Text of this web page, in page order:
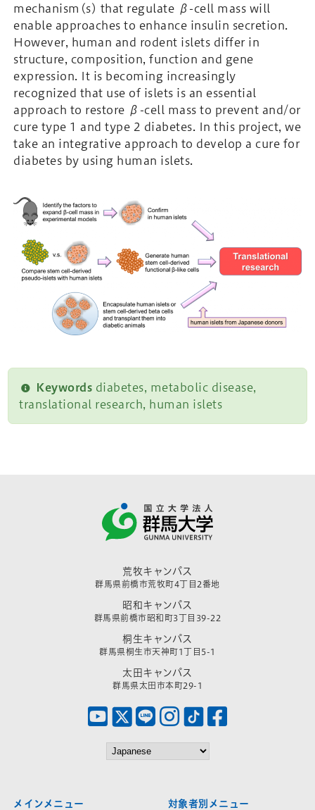
mechanism(s) that regulate β-cell mass will
enable approaches to enhance insulin secretion.
However, human and rodent islets differ in
structure, composition, function and gene
expression. It is becoming increasingly
recognized that use of islets is an essential
approach to restore β-cell mass to prevent and/or
cure type 1 and type 2 diabetes. In this project, we
take an integrative approach to develop a cure for
diabetes by using human islets.
Keywords diabetes, metabolic disease,
translational research, human islets
荒牧キャンパス
群馬県前橋市荒牧町4丁目2番地
昭和キャンパス
群馬県前橋市昭和町3丁目39-22
桐生キャンパス
群馬県桐生市天神町1丁目5-1
太田キャンパス
群馬県太田市本町29-1
メインメニュー 対象者別メニュー